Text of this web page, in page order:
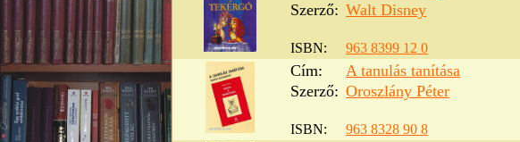
Szerző: Walt Disney
ISBN:
963 8399 12 0
Cím:
A tanulás tanítása
Szerző: Oroszlány Péter
ISBN:
963 8328 90 8